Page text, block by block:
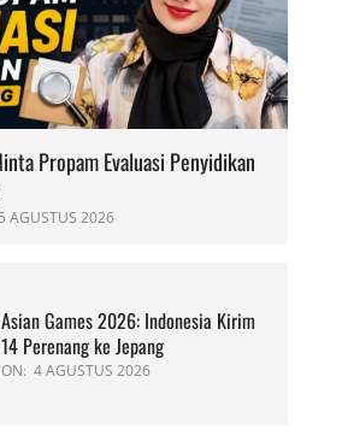
Propam Evaluasi Penyidikan
5 AGUSTUS 2026
Asian Games 2026: Indonesia Kirim
14 Perenang ke Jepang
ON: 4 AGUSTUS 2026